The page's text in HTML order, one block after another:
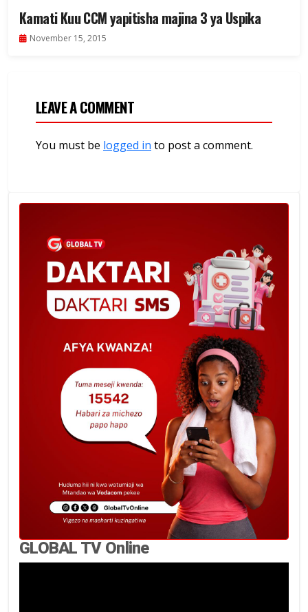
Kamati Kuu CCM yapitisha majina 3 ya Uspika
November 15, 2015
LEAVE A COMMENT
You must be logged in to post a comment.
GLOBAL TV Online